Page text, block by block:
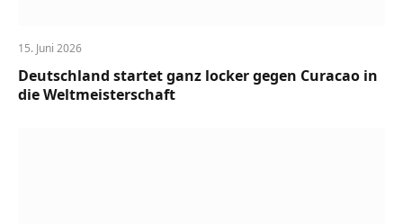
15. Juni 2026
Deutschland startet ganz locker gegen Curacao in
die Weltmeisterschaft